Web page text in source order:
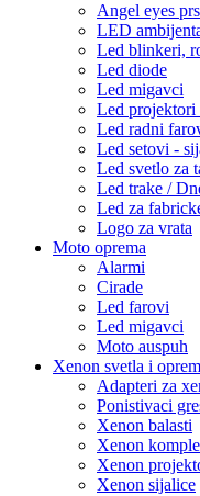
Angel eyes
LED
Led blinkeri,
Led diode
Led migavci
Led projektori
Led radni
Led setovi -
Led svetlo za
Led trake /
Led za
Logo za vrata
Moto oprema
Alarmi
Cirade
Led farovi
Led migavci
Moto auspuh
Xenon svetla i
Adapteri za
Ponistivaci
Xenon balasti
Xenon
Xenon
Xenon sijalice